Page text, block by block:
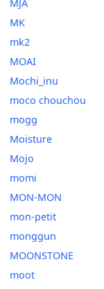
MJA
MK
mk2
MOAI
Mochi_inu
moco chouchou
mogg
Moisture
Mojo
momi
MON-MON
mon-petit
monggun
MOONSTONE
moot